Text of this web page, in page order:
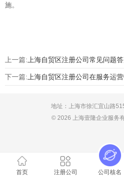
施。
上一篇: 上海自贸区注册公司常见问题
下一篇: 上海自贸区注册公司在服务运
地址：上海市徐汇宜山路
© 2026 上海壹隆企业服务
首页 注册公司 公司核名